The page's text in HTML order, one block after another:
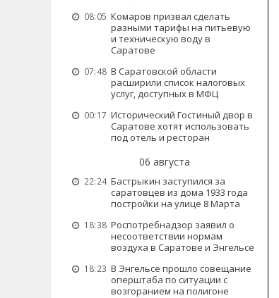
08:05 Комаров призвал сделать
разными тарифы на питьевую
и техническую воду в
Саратове
07:48 В Саратовской области
расширили список налоговых
услуг, доступных в МФЦ
00:17 Исторический Гостиный двор в
Саратове хотят использовать
под отель и ресторан
06 августа
22:24 Бастрыкин заступился за
саратовцев из дома 1933 года
постройки на улице 8 Марта
18:38 Роспотребнадзор заявил о
несоответствии нормам
воздуха в Саратове и Энгельсе
18:23 В Энгельсе прошло совещание
оперштаба по ситуации с
возгоранием на полигоне